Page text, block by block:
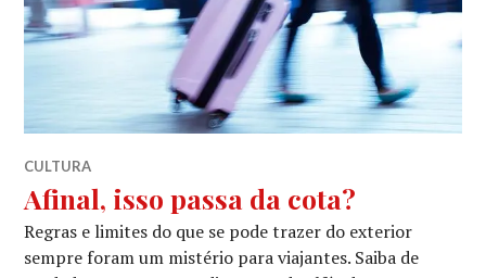
CULTURA
Afinal, isso passa da cota?
Regras e limites do que se pode trazer do exterior
sempre foram um mistério para viajantes. Saiba de